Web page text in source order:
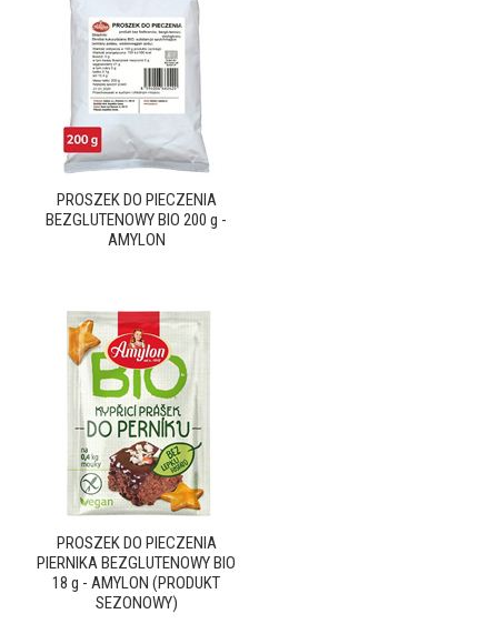
PROSZEK DO PIECZENIA
BEZGLUTENOWY BIO 200 g -
AMYLON
PROSZEK DO PIECZENIA
PIERNIKA BEZGLUTENOWY BIO
18 g - AMYLON (PRODUKT
SEZONOWY)